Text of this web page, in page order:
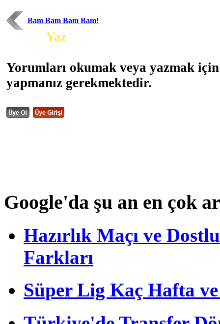
Bam Bam Bam Bam!
Yaz
Yorumları okumak veya yazmak
yapmanız gerekmektedir.
Google'da şu an en çok
Hazırlık Maçı ve
Farkları
Süper Lig Kaç Hafta